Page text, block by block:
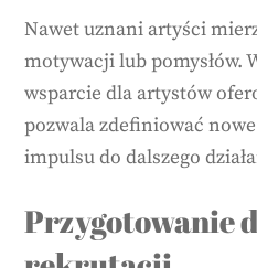
Nawet uznani artyści
motywacji lub pomysłów.
wsparcie dla artystów
pozwala zdefiniować
impulsu do dalszego
Przygotowanie